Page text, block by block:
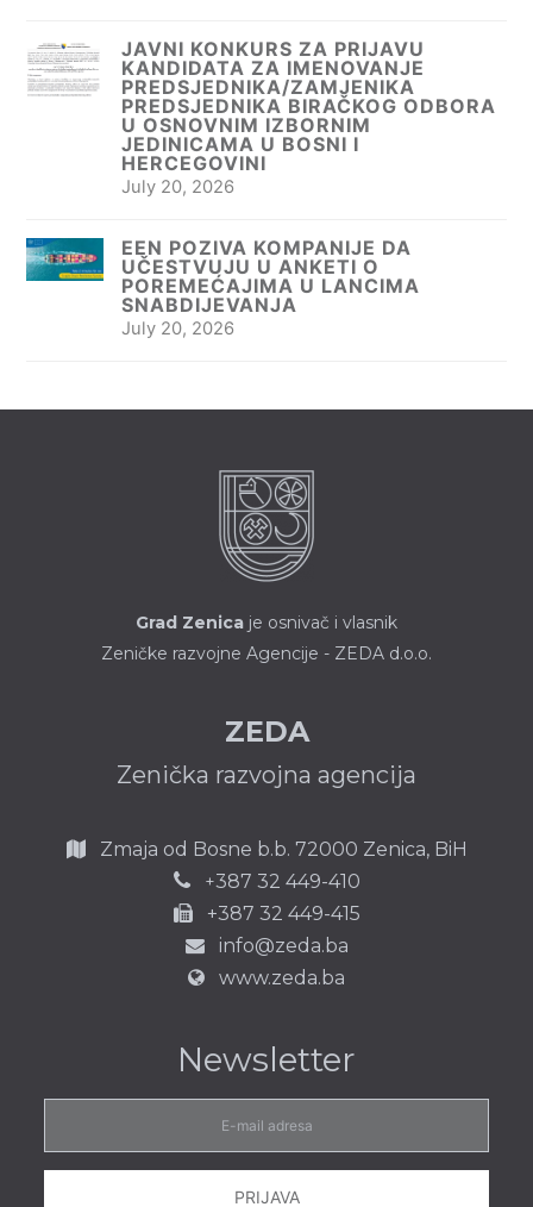
JAVNI KONKURS ZA PRIJAVU
KANDIDATA ZA IMENOVANJE
PREDSJEDNIKA/ZAMJENIKA
PREDSJEDNIKA BIRAČKOG ODBORA
U OSNOVNIM IZBORNIM
JEDINICAMA U BOSNI I
HERCEGOVINI
July 20, 2026
EEN POZIVA KOMPANIJE DA
UČESTVUJU U ANKETI O
POREMEĆAJIMA U LANCIMA
SNABDIJEVANJA
July 20, 2026
Grad Zenica je osnivač i vlasnik
Zeničke razvojne Agencije - ZEDA d.o.o.
ZEDA
Zenička razvojna agencija
Zmaja od Bosne b.b. 72000 Zenica, BiH
+387 32 449-410
+387 32 449-415
info@zeda.ba
www.zeda.ba
Newsletter
adresa
PRIJAVA